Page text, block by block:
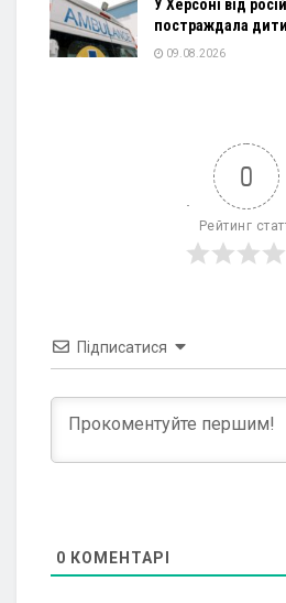
У Херсоні від
постраждала
09.08.2026
0
Рейтинг
Підписатися
0 КОМЕНТАРІ